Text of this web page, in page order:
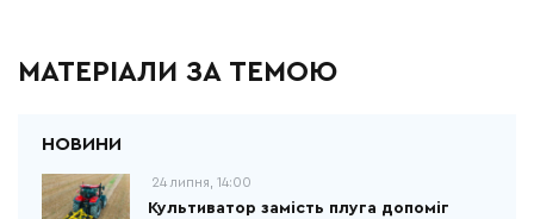
МАТЕРІАЛИ ЗА ТЕМОЮ
24 липня, 14:00
Культиватор замість плуга допоміг